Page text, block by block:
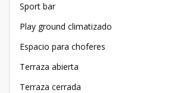
Sport bar
Play ground climatizado
Espacio para choferes
Terraza abierta
Terraza cerrada